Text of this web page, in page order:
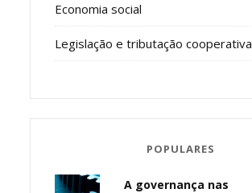
Economia social
Legislação e tributação cooperativa
POPULARES
A governança nas